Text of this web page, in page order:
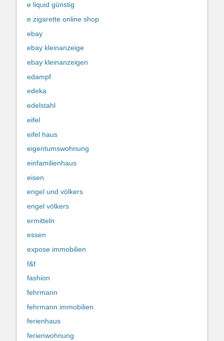
e liquid günstig
e zigarette online shop
ebay
ebay kleinanzeige
ebay kleinanzeigen
edampf
edeka
edelstahl
eifel
eifel haus
eigentumswohnung
einfamilienhaus
eisen
engel und völkers
engel völkers
ermitteln
essen
expose immobilien
f&f
fashion
fehrmann
fehrmann immobilien
ferienhaus
ferienwohnung